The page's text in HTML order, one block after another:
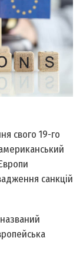
свого 19-го
американський
санкцій